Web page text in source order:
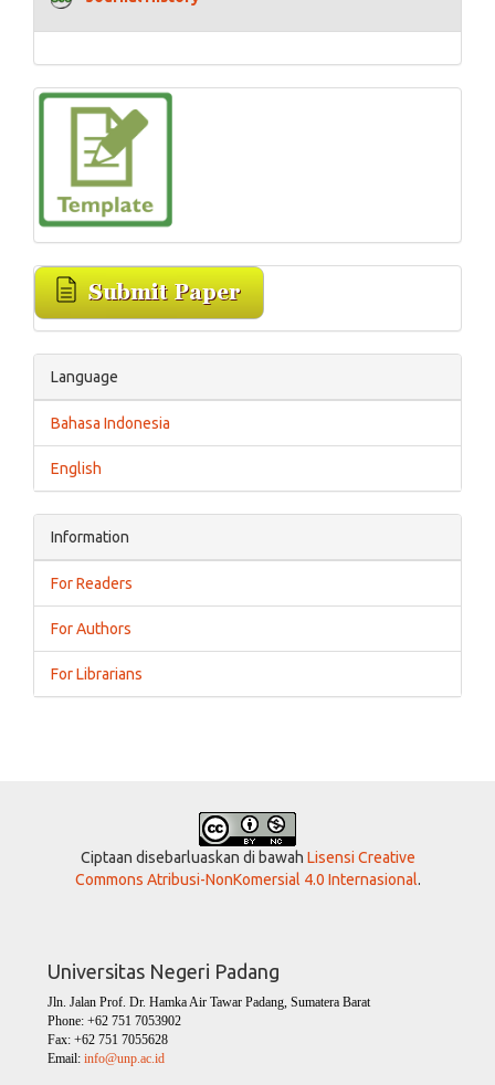
Language
Bahasa Indonesia
English
Information
For Readers
For Authors
For Librarians
Ciptaan disebarluaskan di bawah Lisensi Creative
Commons Atribusi-NonKomersial 4.0 Internasional.
Universitas Negeri Padang
Jln. Jalan Prof. Dr. Hamka Air Tawar Padang, Sumatera Barat
Phone: +62 751 7053902
Fax: +62 751 7055628
Email: info@unp.ac.id